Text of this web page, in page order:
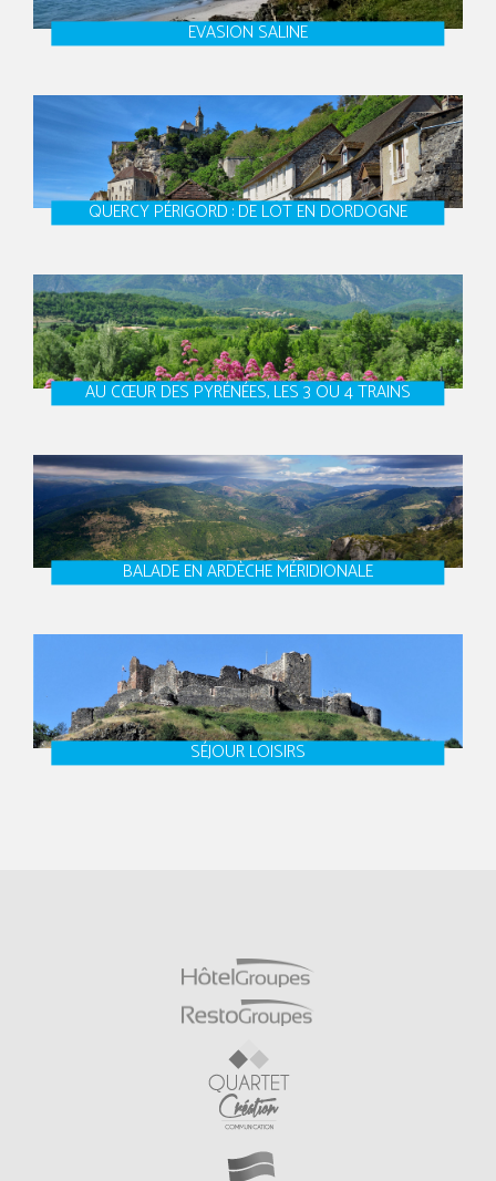
EVASION SALINE
QUERCY PÉRIGORD : DE LOT EN DORDOGNE
AU CŒUR DES PYRÉNÉES, LES 3 OU 4 TRAINS
BALADE EN ARDÈCHE MÉRIDIONALE
SÉJOUR LOISIRS